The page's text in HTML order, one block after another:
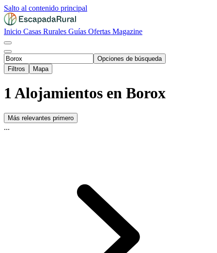
Salto al contenido principal
Inicio Casas Rurales Guías Ofertas Magazine
Opciones de búsqueda
Filtros
Mapa
1 Alojamientos en Borox
Más relevantes primero
...